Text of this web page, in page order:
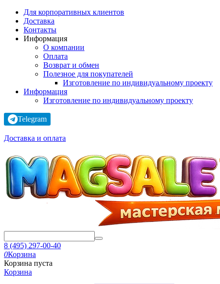
Для корпоративных клиентов
Доставка
Контакты
Информация
О компании
Оплата
Возврат и обмен
Полезное для покупателей
Изготовление по индивидуальному проекту
Информация
Изготовление по индивидуальному проекту
Telegram
Доставка и оплата
8 (495) 297-00-40
0Корзина
Корзина пуста
Корзина